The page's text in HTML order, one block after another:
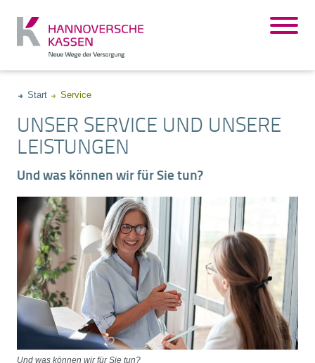
Start Service
UNSER SERVICE UND UNSERE
LEISTUNGEN
Und was können wir für Sie tun?
Und was können wir für Sie tun?